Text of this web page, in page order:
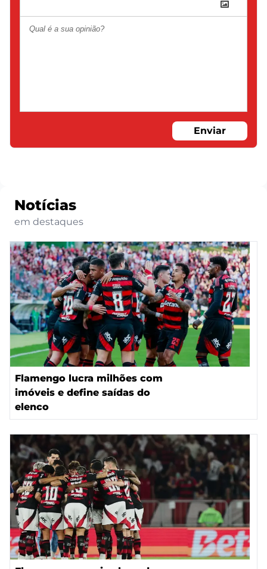
Enviar
Notícias
em destaques
Flamengo lucra milhões com
imóveis e define saídas do
elenco